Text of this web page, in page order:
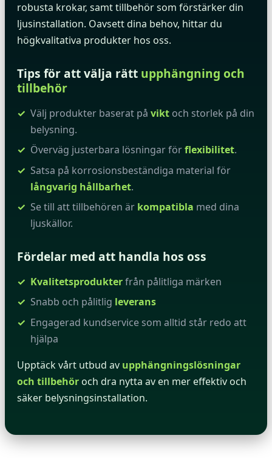
robusta krokar, samt tillbehör som förstärker din
ljusinstallation. Oavsett dina behov, hittar du
högkvalitativa produkter hos oss.
Tips för att välja rätt upphängning och
tillbehör
Välj produkter baserat påvikt och storlek på din
belysning.
Överväg justerbara lösningar förflexibilitet.
Satsa på korrosionsbeständiga material för
långvarig hållbarhet.
Se till att tillbehören är kompatibla med dina
ljuskällor.
Fördelar med att handla hos oss
Kvalitetsprodukterfrån pålitliga märken
Snabb och pålitlig leverans
Engagerad kundservice som alltid står redo att
hjälpa
Upptäck vårt utbud av upphängningslösningar
och tillbehör och dra nytta av en mer effektiv och
säker belysningsinstallation.